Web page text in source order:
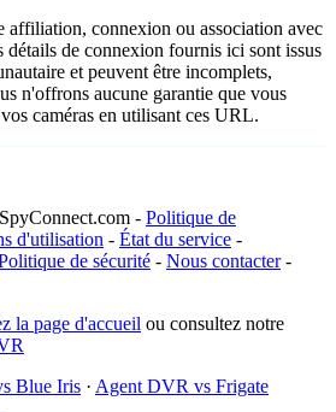
affiliation, connexion ou association avec
de connexion fournis ici sont issus
et peuvent être incomplets,
n'offrons aucune garantie que vous
caméras en utilisant ces URL.
- Politique de
d'utilisation - État du service -
de sécurité - Nous contacter-
la page d'accueil ou consultez notre
Blue Iris · Agent DVR vs Frigate